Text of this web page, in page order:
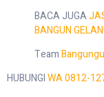
BACA JUGA
BANGUN
Team
HUBUNGIWA 0812-